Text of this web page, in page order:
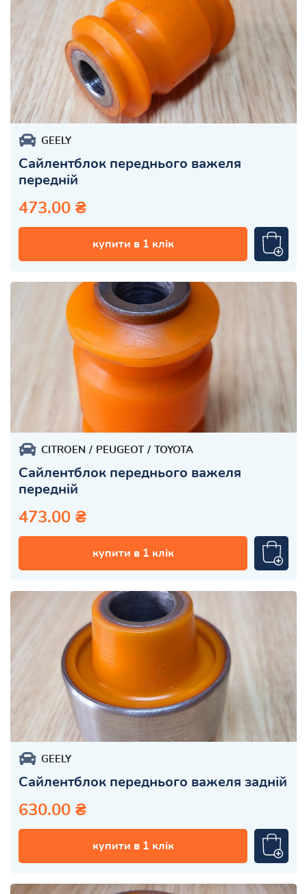
GEELY
Сайлентблок переднього важеля
передній
473.00 ₴
купити в 1 клік
CITROEN PEUGEOT TOYOTA
Сайлентблок переднього важеля
передній
473.00 ₴
купити в 1 клік
GEELY
Сайлентблок переднього важеля задній
630.00 ₴
купити в 1 клік